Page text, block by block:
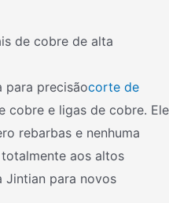
de cobre de alta
para precisãocorte de
cobre e ligas de cobre. Ele
rebarbas e nenhuma
aos altos
Jintian para novos